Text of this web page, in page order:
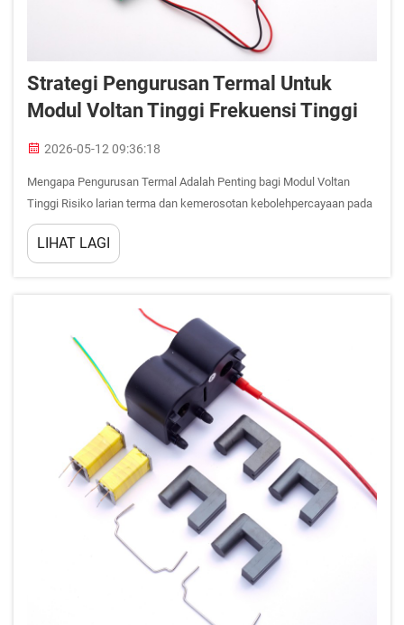
Strategi Pengurusan Termal Untuk
Modul Voltan Tinggi Frekuensi Tinggi
2026-05-12 09:36:18
Mengapa Pengurusan Termal Adalah Penting bagi Modul Voltan
Tinggi Risiko larian terma dan kemerosotan kebolehpercayaan pada
voltan tinggi dan pensuisan >10 MHz Modul voltan tinggi yang
beroperasi di atas 10 MHz menghadapi risiko larian terma yang jauh
LIHAT LAGI